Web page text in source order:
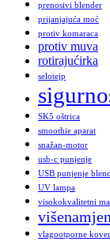
prenosivi blender
prijanjajuća moć
protiv komaraca
protiv muva
rotirajućirka
selotejp
SK5 oštrica
smoothie aparat
snažan-motor
usb-c punjenje
USB punjenje
UV lampa
visokokvalitetni
vlagootporne